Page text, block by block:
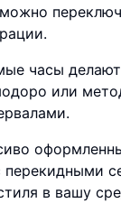
часы
или
в вашу